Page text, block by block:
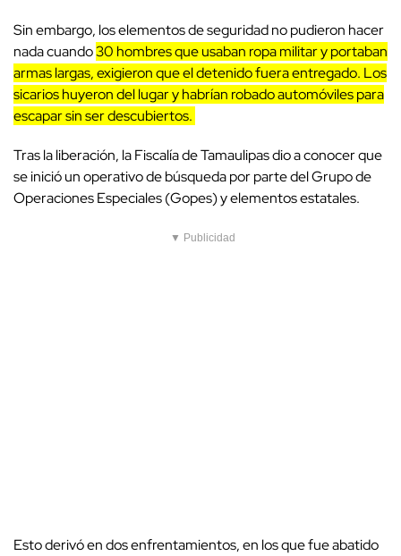
Sin embargo, los elementos de seguridad no pudieron hacer
nada cuando30 hombres que usaban ropa militar y portaban
armas largas, exigieron que el detenido fuera entregado. Los
sicarios huyeron del lugar y habrían robado automóviles para
escapar sin ser descubiertos.
Tras la liberación, la Fiscalía de Tamaulipas dio a conocer que
se inició un operativo de búsqueda por parte del Grupo de
Operaciones Especiales (Gopes) y elementos estatales.
▼ Publicidad
Esto derivó en dos enfrentamientos, en los que fue abatido